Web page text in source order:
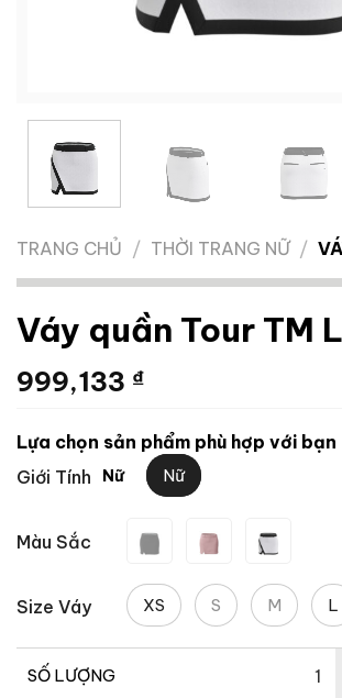
TRANG CHỦ / THỜI TRANG NỮ /
Váy quần Tour TM
999,133 ₫
Lựa chọn sản phẩm phù hợp với bạn
Giới Tính
Nữ Nữ
Màu Sắc
Size Váy XS S M L
SỐ LƯỢNG
Váy quần Tour TM Lined số lượng